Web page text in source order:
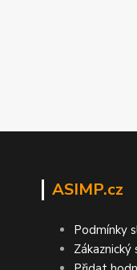
ASIMP.cz
Podmínky